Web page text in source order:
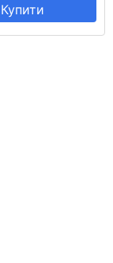
Купити